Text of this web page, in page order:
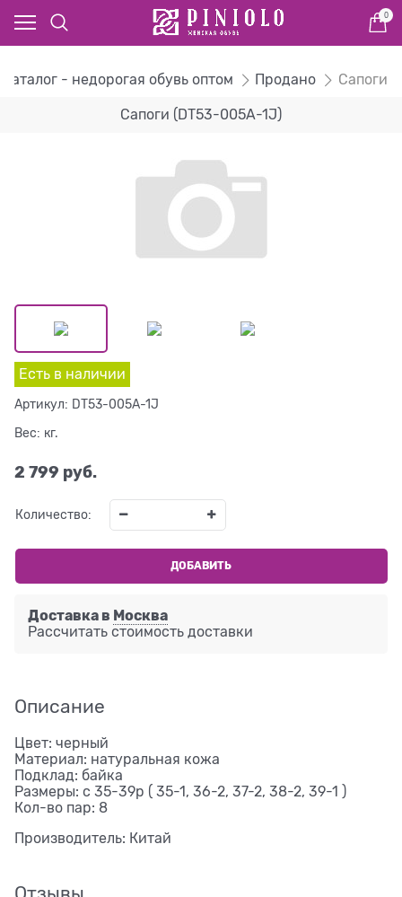
0
Каталог - недорогая обувь оптом Продано Сапоги
Сапоги (DT53-005A-1J)
Есть в наличии
Артикул: DT53-005A-1J
Вес: кг.
2 799 руб.
Количество:
ДОБАВИТЬ
Доставка в Москва
Рассчитать стоимость доставки
Описание
Цвет: черный
Материал: натуральная кожа
Подклад: байка
Размеры: с 35-39р ( 35-1, 36-2, 37-2, 38-2, 39-1 )
Кол-во пар: 8
Производитель: Китай